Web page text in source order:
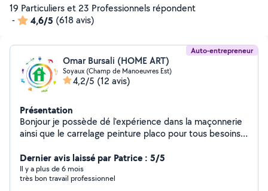
19 Particuliers et 23 Professionnels répondent
-
4,6/5 (618 avis)
Auto-entrepreneur
Omar Bursali (HOME ART)
Soyaux (Champ de Manoeuvres Est)
4,2/5 (12 avis)
Présentation
Bonjour je possède dé l'expérience dans la maçonnerie
ainsi que le carrelage peinture placo pour tous besoins
aussi un camion avec une pour répondre aux maximum
au besoin.
Dernier avis laissé par Patrice : 5/5
Il y a plus de 6 mois
très bon travail professionnel